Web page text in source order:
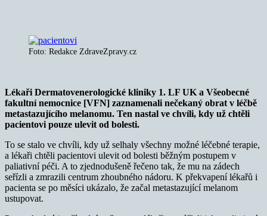
Foto: Redakce ZdraveZpravy.cz
Lékaři Dermatovenerologické kliniky 1. LF UK a Všeobecné
fakultní nemocnice [VFN] zaznamenali nečekaný obrat v léčbě
metastazujícího melanomu. Ten nastal ve chvíli, kdy už chtěli
pacientovi pouze ulevit od bolesti.
To se stalo ve chvíli, kdy už selhaly všechny možné léčebné terapie,
a lékaři chtěli pacientovi ulevit od bolesti běžným postupem v
paliativní péči. A to zjednodušeně řečeno tak, že mu na zádech
seřízli a zmrazili centrum zhoubného nádoru. K překvapení lékařů i
pacienta se po měsíci ukázalo, že začal metastazující melanom
ustupovat.